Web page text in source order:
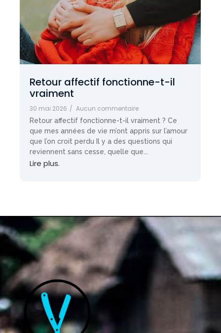
Retour affectif fonctionne-t-il
vraiment
30 mai 2026 / Aucun commentaire
Retour affectif fonctionne-t-il vraiment ? Ce
que mes années de vie m’ont appris sur l’amour
que l’on croit perdu Il y a des questions qui
reviennent sans cesse, quelle que...
Lire plus.